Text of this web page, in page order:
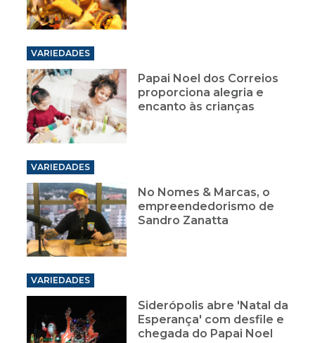
VARIEDADES
Papai Noel dos Correios
proporciona alegria e
encanto às crianças
VARIEDADES
No Nomes & Marcas, o
empreendedorismo de
Sandro Zanatta
VARIEDADES
Siderópolis abre 'Natal da
Esperança' com desfile e
chegada do Papai Noel